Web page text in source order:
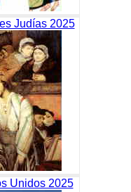
Judías 2025
Unidos 2025